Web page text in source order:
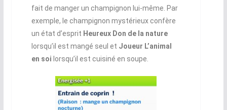
fait de manger un champignon lui-même. Par
exemple, le champignon mystérieux confère
un état d’esprit Heureux Don de la nature
lorsqu’il est mangé seul et Joueur L’animal
en soi lorsqu’il est cuisiné en soupe.